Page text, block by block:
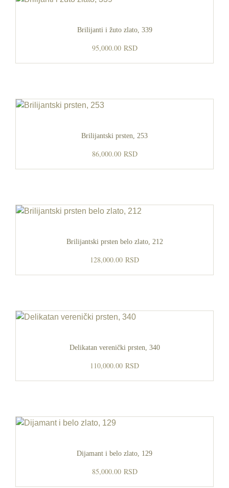
Brilijanti i žuto zlato, 339
95,000.00 RSD
Brilijantski prsten, 253
86,000.00 RSD
Brilijantski prsten belo zlato, 212
128,000.00 RSD
Delikatan verenički prsten, 340
110,000.00 RSD
Dijamant i belo zlato, 129
85,000.00 RSD